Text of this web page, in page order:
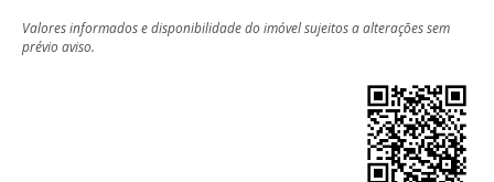
Valores informados e disponibilidade do imóvel sujeitos a alterações sem
prévio aviso.